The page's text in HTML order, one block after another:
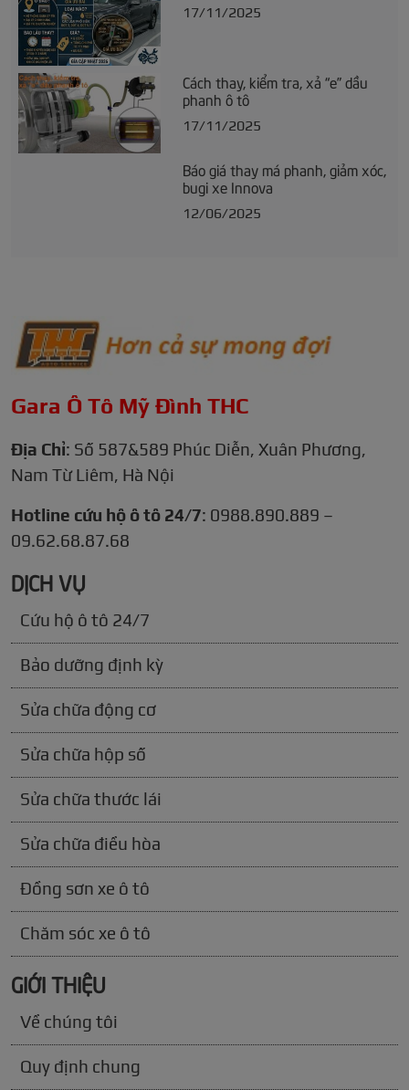
17/11/2025
Cách thay, kiểm tra, xả “e” dầu
phanh ô tô
17/11/2025
Báo giá thay má phanh, giảm xóc,
bugi xe Innova
12/06/2025
Gara Ô Tô Mỹ Đình THC
Địa Chỉ: Số 587&589 Phúc Diễn, Xuân Phương,
Nam Từ Liêm, Hà Nội
Hotline cứu hộ ô tô 24/7: 0988.890.889 –
09.62.68.87.68
DỊCH VỤ
Cứu hộ ô tô 24/7
Bảo dưỡng định kỳ
Sửa chữa động cơ
Sửa chữa hộp số
Sửa chữa thước lái
Sửa chữa điều hòa
Đồng sơn xe ô tô
Chăm sóc xe ô tô
GIỚI THIỆU
Về chúng tôi
Quy định chung